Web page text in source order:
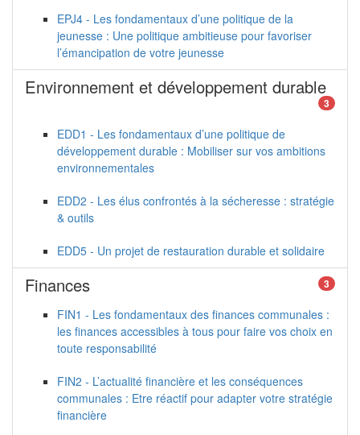
EPJ4 - Les fondamentaux d’une politique de la
jeunesse : Une politique ambitieuse pour favoriser
l’émancipation de votre jeunesse
Environnement et développement durable
3
EDD1 - Les fondamentaux d’une politique de
développement durable : Mobiliser sur vos ambitions
environnementales
EDD2 - Les élus confrontés à la sécheresse : stratégie
& outils
EDD5 - Un projet de restauration durable et solidaire
Finances 3
FIN1 - Les fondamentaux des finances communales :
les finances accessibles à tous pour faire vos choix en
toute responsabilité
FIN2 - L’actualité financière et les conséquences
communales : Etre réactif pour adapter votre stratégie
financière